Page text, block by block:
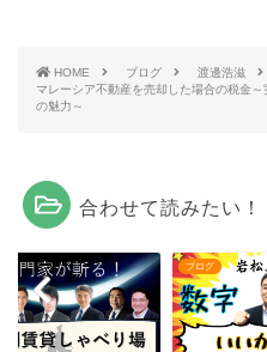
HOME ブログ
渡邊浩滋
マレーシア不動産を売却した場合の税金
の魅力～
合わせて読みたい！
ブログ